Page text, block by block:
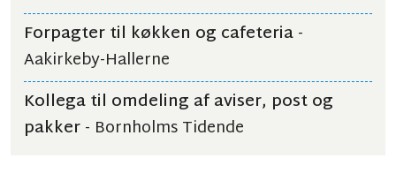
Forpagter til køkken og cafeteria-
Aakirkeby-Hallerne
Kollega til omdeling af aviser, post og
pakker- Bornholms Tidende